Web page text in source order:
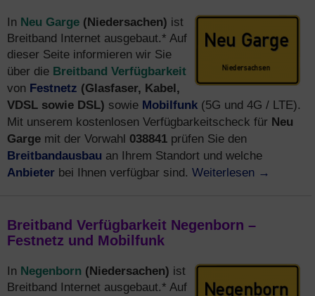
In Neu Garge (Niedersachen) ist
Breitband Internet ausgebaut.* Auf
dieser Seite informieren wir Sie
über die Breitband Verfügbarkeit
von Festnetz (Glasfaser, Kabel,
VDSL sowie DSL) sowie Mobilfunk (5G und 4G / LTE).
Mit unserem kostenlosen Verfügbarkeitscheck für Neu
Garge mit der Vorwahl 038841 prüfen Sie den
Breitbandausbau an Ihrem Standort und welche
Anbieter bei Ihnen verfügbar sind. Weiterlesen →
Breitband Verfügbarkeit Negenborn –
Festnetz und Mobilfunk
In Negenborn (Niedersachen) ist
Breitband Internet ausgebaut.* Auf